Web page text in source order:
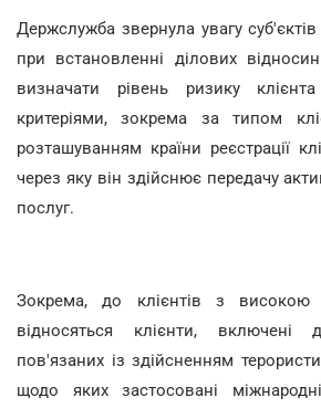
Держслужба звернула увагу
при встановленні ділових
визначати рівень ризику
критеріями, зокрема за типом
розташуванням країни реєстрації
через яку він здійснює передачу
послуг.
Зокрема, до клієнтів з високою
відносяться клієнти, включені
пов'язаних із здійсненням
щодо яких застосовані